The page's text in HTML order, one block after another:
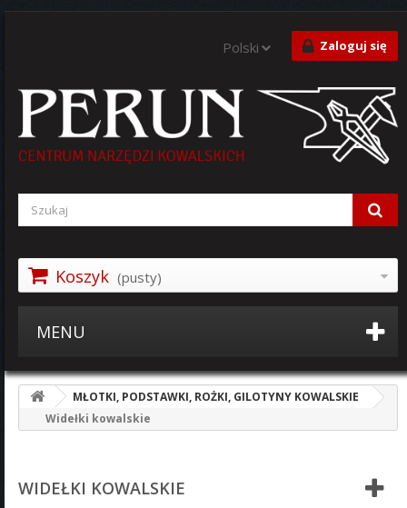
Zaloguj się
Polski
Koszyk (pusty)
MENU
MŁOTKI, PODSTAWKI, ROŻKI, GILOTYNY KOWALSKIE
Widełki kowalskie
WIDEŁKI KOWALSKIE